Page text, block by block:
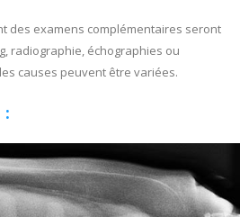
des examens complémentaires seront
radiographie, échographies ou
causes peuvent être variées.
: